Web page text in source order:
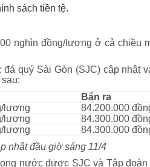
sách tiền tệ.
nghìn đồng/lượng ở cả chiều
quý Sài Gòn (SJC) cập nhật
sau:
Bán ra
lượng
84.200.000
lượng
84.300.000
lượng
84.300.000
nhật đầu giờ sáng 11/4
nước được SJC và Tập